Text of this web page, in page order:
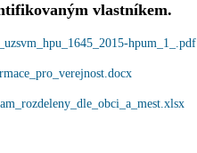
vlastníkem.
hpum_1_.pdf